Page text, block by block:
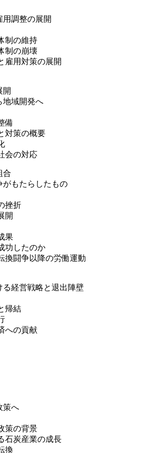
整の展開
の維持
の崩壊
対策の展開
開
開発へ
策の概要
の対応
合
らしたもの
折
したのか
争以降の労働運動
戦略と退出陣壁
結
の貢献
策へ
の背景
産業の成長